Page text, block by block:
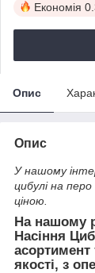
Економія
Опис
Опис
У нашому
цибулі на
ціною.
На нашому
Насіння
асортимент
якості, з